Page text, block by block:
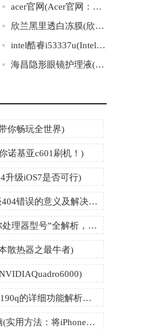
acer官网(Acer官网：笔记本电脑、平板电脑、桌面电脑、显示器与配件)
欣兰黑里透白冻膜(欣兰黑里透白冻膜，发现肌肤的新亮点)
intel酷睿i53337u(Intel酷睿i53337U：高效处理，二合一笔记本首选！)
海昌隐形眼镜护理液(海昌隐形眼镜护理液，给你透明的双眼。)
你畅玩全世界)
诺基亚c601刷机！)
升级iOS7是否可行)
404notfound什么意思(浅谈404错误的意义及解决方法)
英特尔处理器型号(“英特尔处理器型号”全解析，你必须知道的三大关键点！)
散热器之最牛者)
酷派8190q(热门手机酷派8190q的详细功能解析与使用心得分享)
怎么把iphone照片传到电脑(实用方法：将iPhone照片快速传输至电脑)